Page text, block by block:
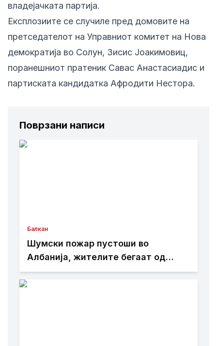
владејачката партија.
Експлозиите се случиле пред домовите на
претседателот на Управниот комитет на Нова
демократија во Солун, Зисис Јоакимовиц,
поранешниот пратеник Савас Анастасиадис и
партиската кандидатка Афродити Нестора.
Поврзани написи
Балкан
Шумски пожар пустоши во
Албанија, жителите бегаат од
домовите